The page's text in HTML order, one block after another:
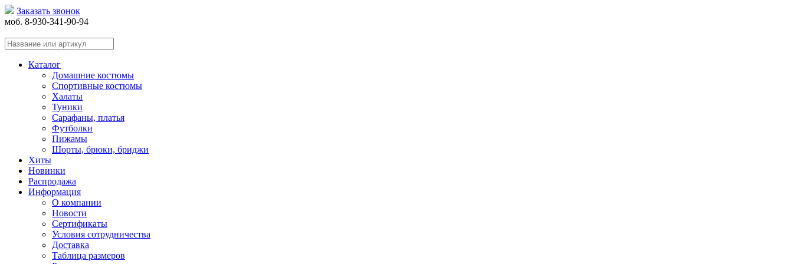
Заказать звонок
моб. 8-930-341-90-94
Каталог
Домашние костюмы
Спортивные костюмы
Халаты
Туники
Сарафаны, платья
Футболки
Пижамы
Шорты, брюки, бриджи
Хиты
Новинки
Распродажа
Информация
О компании
Новости
Сертификаты
Условия сотрудничества
Доставка
Таблица размеров